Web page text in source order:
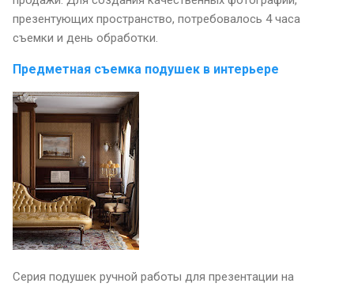
презентующих пространство, потребовалось 4 часа
съемки и день обработки.
Предметная съемка подушек в интерьере
Серия подушек ручной работы для презентации на